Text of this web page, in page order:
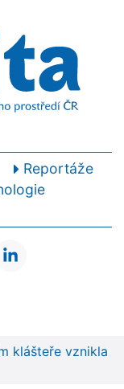
Reportáže
klášteře vznikla